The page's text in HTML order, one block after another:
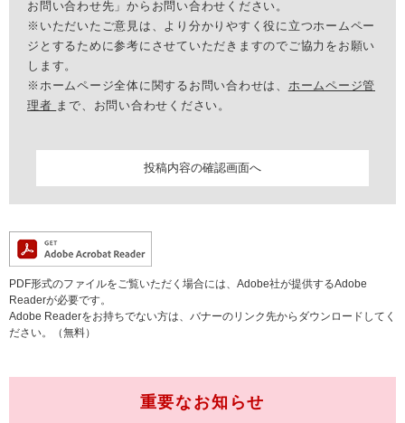
お問い合わせ先」からお問い合わせください。
※いただいたご意見は、より分かりやすく役に立つホームペー
ジとするために参考にさせていただきますのでご協力をお願い
します。
※ホームページ全体に関するお問い合わせは、 ホームページ管
理者 まで、お問い合わせください。
PDF形式のファイルをご覧いただく場合には、Adobe社が提供するAdobe
Readerが必要です。
Adobe Readerをお持ちでない方は、バナーのリンク先からダウンロードしてく
ださい。（無料）
重要なお知らせ